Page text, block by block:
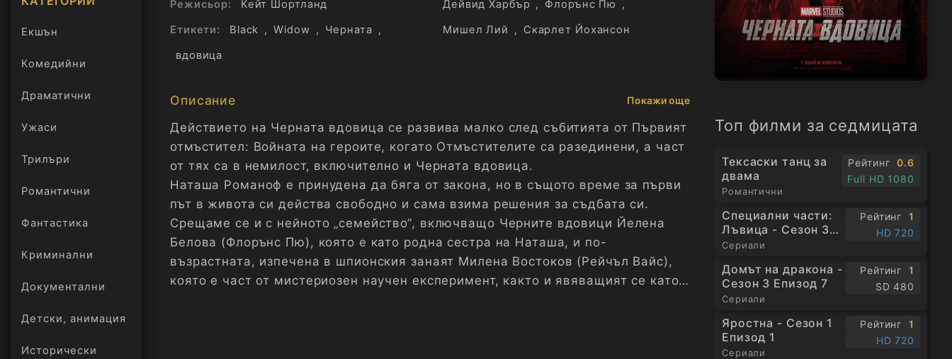
Екшън
Комедийни
Драматични
Ужаси
Трилъри
онлайн
Романтични
Фантастика
Криминални
Документални
Детски, анимация
Исторически
Топ филми за седмицата
Тексаски танц за
двама
Романтични
Рейтинг
0.6
Full HD 1080
Специални части:
Лъвица - Сезон 3
Епизод 1
Сериали
Рейтинг
1
HD 720
Домът на дракона -
Сезон 3 Епизод 7
Сериали
Рейтинг
1
SD 480
Яростна - Сезон 1
Епизод 1
Сериали
Рейтинг
1
HD 720
Режисьор:
Кейт Шортланд
Етикети:
Black , Widow , Черната ,
вдовица
Дейвид Харбър , Флорънс Пю
,
Мишел Лий
, Скарлет Йохансон
Описание Покажи още
Действието на Черната вдовица се развива малко след събитията от Първият
отмъстител: Войната на героите, когато Отмъстителите са разединени, а част
от тях са в немилост, включително и Черната вдовица.
Наташа Романоф е принудена да бяга от закона, но в същото време за първи
път в живота си действа свободно и сама взима решения за съдбата си.
Срещаме се и с нейното „семейство“, включващо Черните вдовици Йелена
Белова (Флорънс Пю), която е като родна сестра на Наташа, и по-
възрастната, изпечена в шпионския занаят Милена Востоков (Рейчъл Вайс),
която е част от мистериозен научен експеримент, както и явяващият се като